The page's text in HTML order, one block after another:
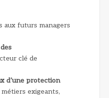
aux futurs managers
clé de
d’une protection
métiers exigeants,